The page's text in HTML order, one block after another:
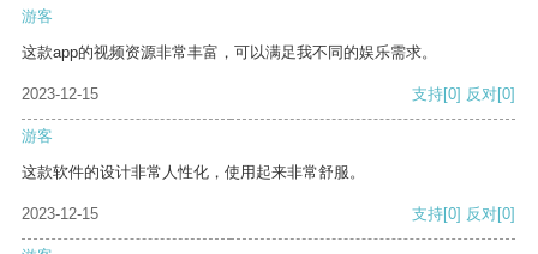
游客
这款app的视频资源非常丰富，可以满足我不同的娱乐需求。
2023-12-15 支持[0] 反对[0]
游客
这款软件的设计非常人性化，使用起来非常舒服。
2023-12-15 支持[0] 反对[0]